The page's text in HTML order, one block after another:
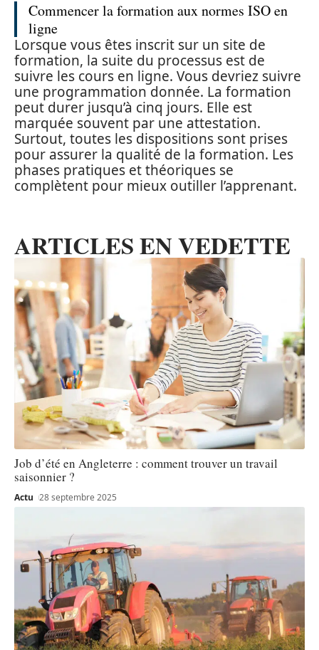
Commencer la formation aux normes ISO en
ligne
Lorsque vous êtes inscrit sur un site de
formation, la suite du processus est de
suivre les cours en ligne. Vous devriez suivre
une programmation donnée. La formation
peut durer jusqu’à cinq jours. Elle est
marquée souvent par une attestation.
Surtout, toutes les dispositions sont prises
pour assurer la qualité de la formation. Les
phases pratiques et théoriques se
complètent pour mieux outiller l’apprenant.
ARTICLES EN VEDETTE
Job d’été en Angleterre : comment trouver un travail
saisonnier ?
Actu 28 septembre 2025